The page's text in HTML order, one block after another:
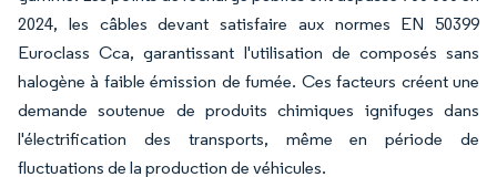
2024, les câbles devant satisfaire aux normes EN 50399
Euroclass Cca, garantissant l'utilisation de composés sans
halogène à faible émission de fumée. Ces facteurs créent une
demande soutenue de produits chimiques ignifuges dans
l'électrification des transports, même en période de
fluctuations de la production de véhicules.